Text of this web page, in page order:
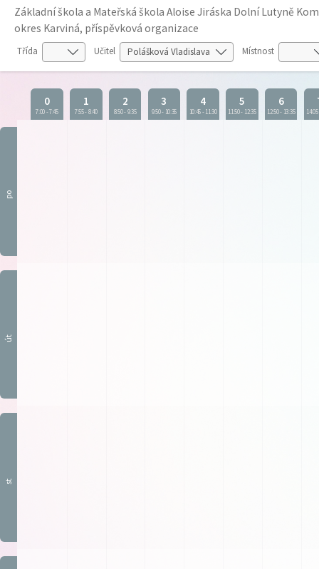
Základní škola a Mateřská škola Aloise Jiráska Dolní Lutyně
okres Karviná, příspěvková organizace
Třída Učitel Místnost
0
7:00-7:45
1
7:55-8:40
2
8:50-9:35
3
9:50- 10:35
4
10:45-11:30
5
11:50- 12:35
6
12:50- 13:35 14:05
po
út
st